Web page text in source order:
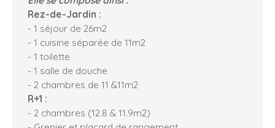
Rez-de-Jardin :
- 1 séjour de 26m2
- 1 cuisine séparée de 11m2
- 1 toilette
- 1 salle de douche
- 2 chambres de 11 &11m2
R+1 :
- 2 chambres (12.8 & 11.9m2)